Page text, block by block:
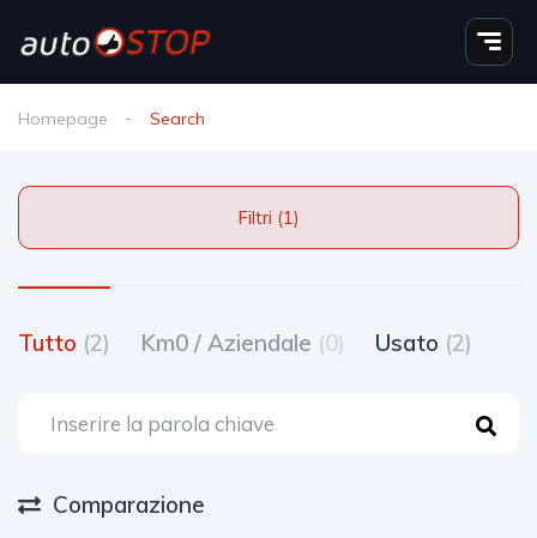
Homepage Search
Filtri (1)
Tutto (2) Km0 / Aziendale (0) Usato (2)
Comparazione